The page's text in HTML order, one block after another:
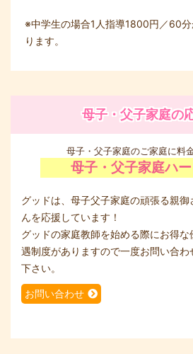
※中学生の場合1人指導1800円／60
ります。
母子・父子家庭の
母子・父子家庭のご家庭に料
母子・父子家庭ハ
グッドは、母子父子家庭の頑張る親御
んを応援しています！
グッドの家庭教師を始める際にお得な
遇制度がありますので一度お問い合わ
下さい。
お問い合わせ